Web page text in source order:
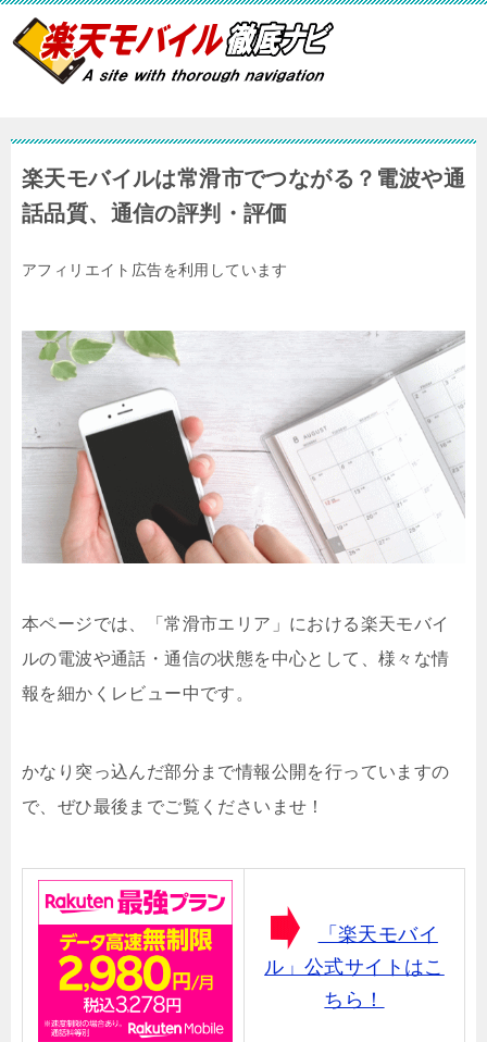
楽天モバイルは常滑市でつながる？電波や通
話品質、通信の評判・評価
アフィリエイト広告を利用しています
本ページでは、「常滑市エリア」における楽天モバイ
ルの電波や通話・通信の状態を中心として、様々な情
報を細かくレビュー中です。
かなり突っ込んだ部分まで情報公開を行っていますの
で、ぜひ最後までご覧くださいませ！
「楽天モバイ
ル」公式サイトはこ
ちら！